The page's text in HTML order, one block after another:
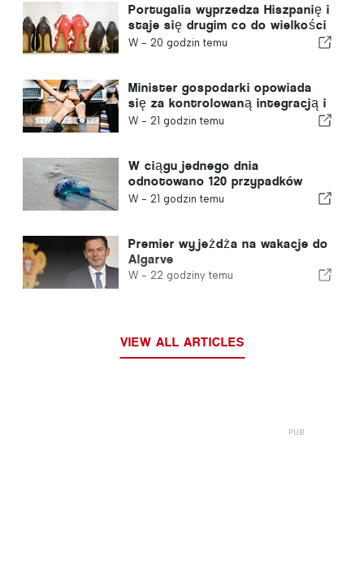
Portugalia wyprzedza Hiszpanię i
staje się drugim co do wielkości
producentem obuwia w Europie
W - 20 godzin temu
Minister gospodarki opowiada
się za kontrolowaną integracją i
gwarantuje imigrantom
W - 21 godzin temu
W ciągu jednego dnia
odnotowano 120 przypadków
użądleń przez meduzę z gatunku
W - 21 godzin temu
Premier wyjeżdża na wakacje do
Algarve
W - 22 godziny temu
VIEW ALL ARTICLES